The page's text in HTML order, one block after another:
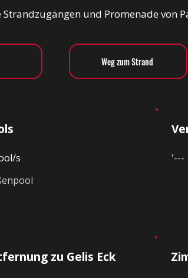
Weg zum Strand
s
'---
zu Gelis Eck
Strandzugängen und Promenade von